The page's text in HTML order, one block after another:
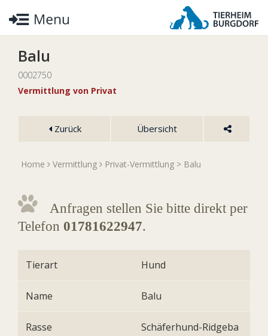
Balu
0002750
Vermittlung von Privat
Zurück Übersicht
Home Vermittlung Privat-Vermittlung > Balu
Anfragen stellen Sie bitte direkt per
Telefon 01781622947.
Tierart Hund
Name Balu
Rasse
Schäferhund-Ridgeba